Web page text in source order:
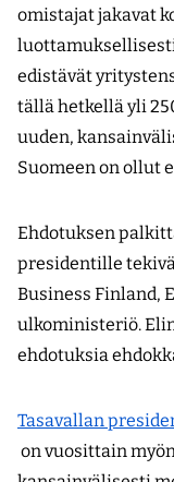
omistajat jakavat
edistävät
tällä hetkellä yli
uuden,
Suomeen on ollut
Ehdotuksen
presidentille
Business Finland,
ulkoministeriö.
ehdotuksia
Tasavallan
on vuosittain